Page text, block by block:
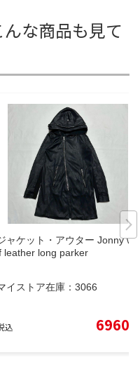
な商品も見て
ャケット・アウター Jonny wo
leather long parker
イストア在庫： 3066
込 6960